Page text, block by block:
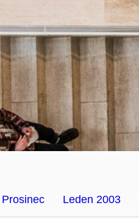
Prosinec Leden 2003